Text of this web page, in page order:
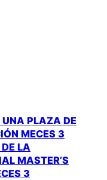
PLAZA DE
MECES 3
LA
MASTER’S
3